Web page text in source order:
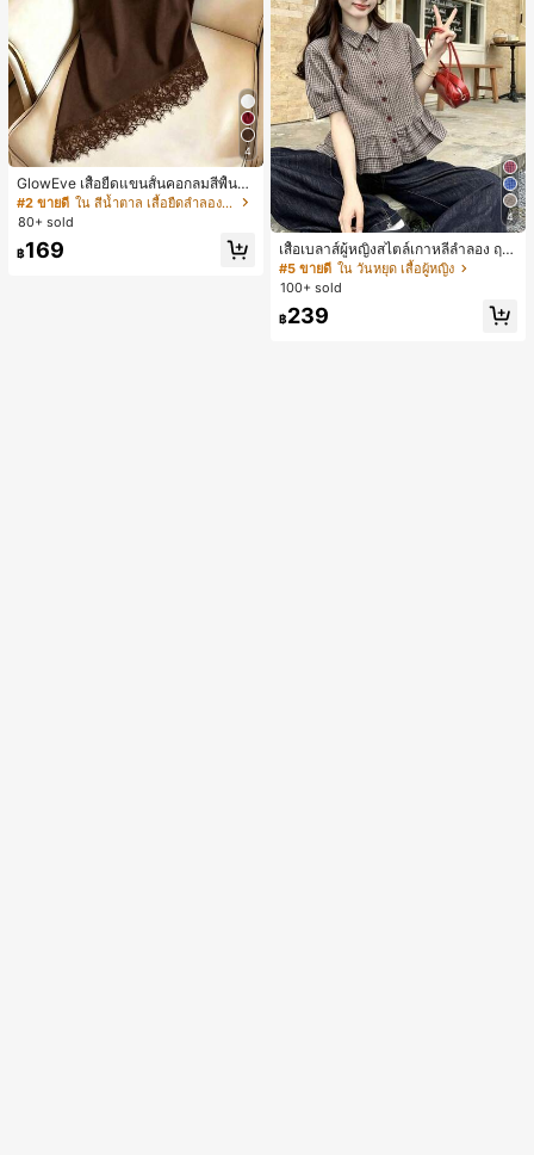
4
GlowEve เสื้อยืดแขนสั้นคอกลมสีพื้นลำ
ลองอเนกประสงค์สำหรับผู้หญิง
#2 ขายดี
ใน สีน้ำตาล เสื้อยืดลำลองพื้นฐาน
80+ sold
฿169
4
เสื้อเบลาส์ผู้หญิงสไตล์เกาหลีลำลอง ฤดู
ใบไม้ผลิ/ฤดูร้อนใหม่ ชายระบาย ชิคแล
ะหรูหรา
#5 ขายดี ใน วันหยุด เสื้อผู้หญิง
100+ sold
฿239